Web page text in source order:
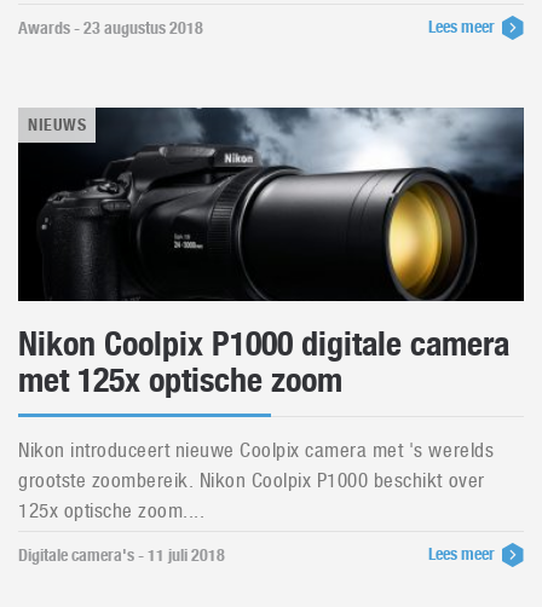
Awards - 23 augustus 2018 Lees meer
NIEUWS
Nikon Coolpix P1000 digitale camera
met 125x optische zoom
Nikon introduceert nieuwe Coolpix camera met 's werelds
grootste zoombereik. Nikon Coolpix P1000 beschikt over
125x optische zoom....
Digitale camera's - 11 juli 2018 Lees meer